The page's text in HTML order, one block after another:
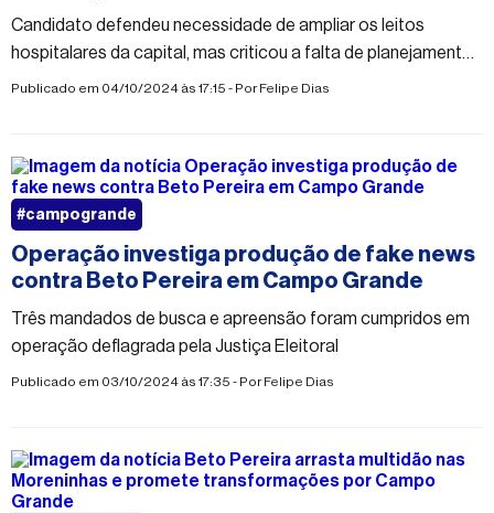
Candidato defendeu necessidade de ampliar os leitos
hospitalares da capital, mas criticou a falta de planejamento
na área da saúde
Publicado em 04/10/2024 às 17:15 - PorFelipe Dias
Operação investiga produção de fake news
contra Beto Pereira em Campo Grande
Três mandados de busca e apreensão foram cumpridos em
operação deflagrada pela Justiça Eleitoral
Publicado em 03/10/2024 às 17:35 - PorFelipe Dias
#campogrande